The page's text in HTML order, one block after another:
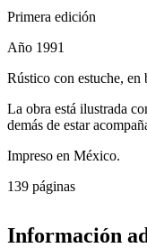
Primera edición
Año 1991
Rústico con estuche, en
La obra está ilustrada
demás de estar
Impreso en México.
139 páginas
Información